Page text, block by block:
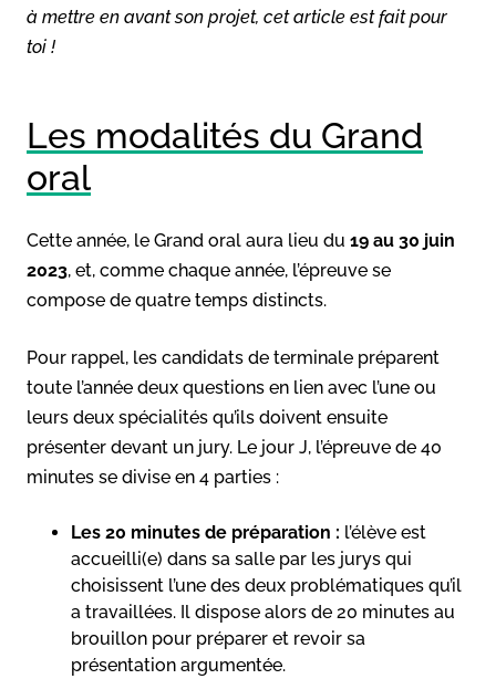
à mettre en avant son projet, cet article est fait pour
toi !
Les modalités du Grand
oral
Cette année, le Grand oral aura lieu du 19 au 30 juin
2023, et, comme chaque année, l’épreuve se
compose de quatre temps distincts.
Pour rappel, les candidats de terminale préparent
toute l’année deux questions en lien avec l’une ou
leurs deux spécialités qu’ils doivent ensuite
présenter devant un jury. Le jour J, l’épreuve de 40
minutes se divise en 4 parties :
Les 20 minutes de préparation : l’élève est
accueilli(e) dans sa salle par les jurys qui
choisissent l’une des deux problématiques qu’il
a travaillées. Il dispose alors de 20 minutes au
brouillon pour préparer et revoir sa
présentation argumentée.